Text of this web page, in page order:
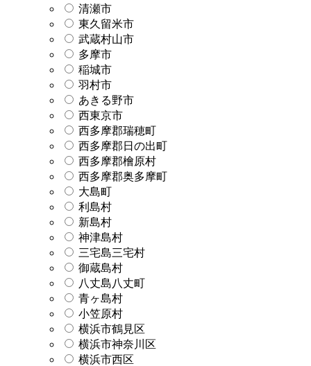
清瀬市
東久留米市
武蔵村山市
多摩市
稲城市
羽村市
あきる野市
西東京市
西多摩郡瑞穂町
西多摩郡日の出町
西多摩郡檜原村
西多摩郡奥多摩町
大島町
利島村
新島村
神津島村
三宅島三宅村
御蔵島村
八丈島八丈町
青ヶ島村
小笠原村
横浜市鶴見区
横浜市神奈川区
横浜市西区